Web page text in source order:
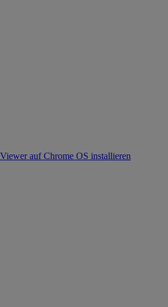
auf Chrome OS installieren